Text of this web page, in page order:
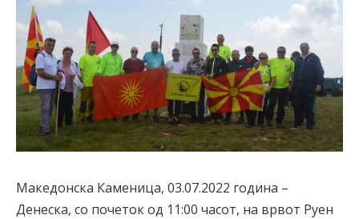
Македонска Каменица, 03.07.2022 година –
Денеска, со почеток од 11:00 часот, на врвот Руен